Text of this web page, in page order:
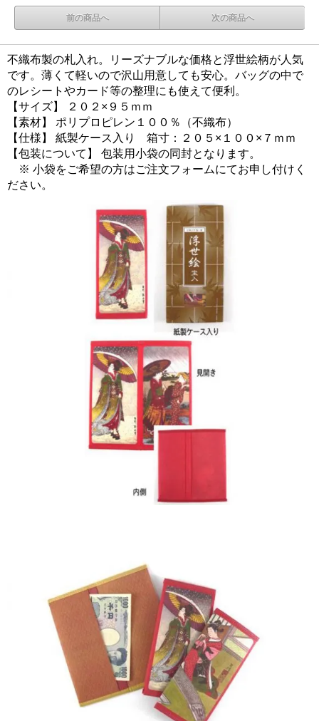
前の商品へ 次の商品へ
不織布製の札入れ。リーズナブルな価格と浮世絵柄が人気
です。薄くて軽いので沢山用意しても安心。バッグの中で
のレシートやカード等の整理にも使えて便利。
【サイズ】 ２０２×９５ｍｍ
【素材】 ポリプロピレン１００％（不織布）
【仕様】 紙製ケース入り 箱寸：２０５×１００×７ｍｍ
【包装について】 包装用小袋の同封となります。
※ 小袋をご希望の方はご注文フォームにてお申し付けく
ださい。